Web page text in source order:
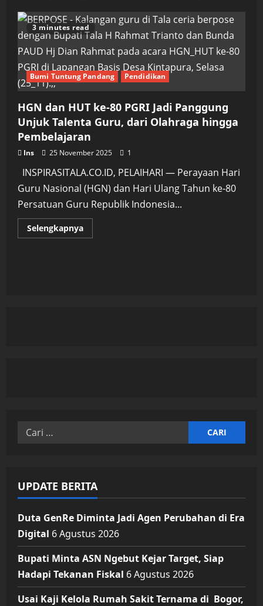
3 minutes read
Bumi Tuntung Pandang Pendidikan
HGN dan HUT ke-80 PGRI Jadi Panggung
Unjuk Talenta Guru, dari Olahraga hingga
Pembelajaran
Ins 25 November 2025 1
INSPIRASITALA.CO.ID, PELAIHARI — Perayaan Hari
Guru Nasional (HGN) dan Hari Ulang Tahun ke-80
Persatuan Guru Republik Indonesia...
SelengkapnyaRead
more
Cari
UPDATE BERITA
Duta GenRe Diminta Jadi Agen Perubahan di Era
Digital 6 Agustus 2026
Bupati Minta ASN Ngebut Kejar Target, Siap
Hadapi Tekanan Fiskal 6 Agustus 2026
Usai Kaji Kelola Rumah Sakit Ternama di Bogor,